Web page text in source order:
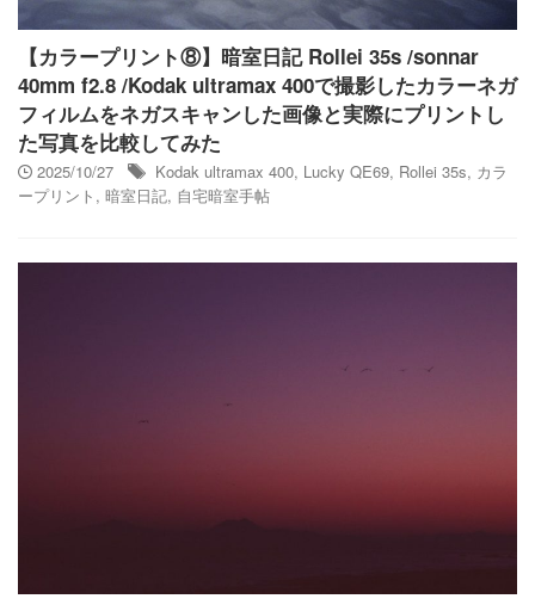
【カラープリント⑧】暗室日記 Rollei 35s /sonnar
40mm f2.8 /Kodak ultramax 400で撮影したカラーネガ
フィルムをネガスキャンした画像と実際にプリントし
た写真を比較してみた
2025/10/27 Kodak ultramax 400, Lucky QE69, Rollei 35s, カラ
ープリント , 暗室日記, 自宅暗室手帖